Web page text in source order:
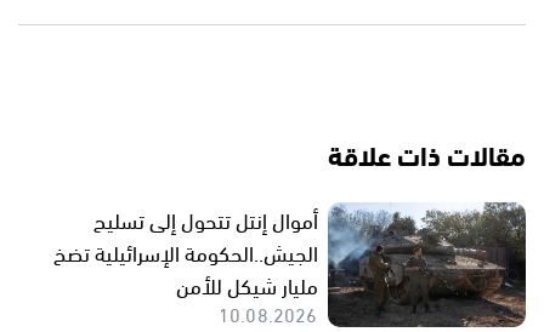
مقالات ذات علاقة
أموال إنتل تتحول إلى تسليح
الجيش..الحكومة الإسرائيلية تضخ
مليار شيكل للأمن
10.08.2026